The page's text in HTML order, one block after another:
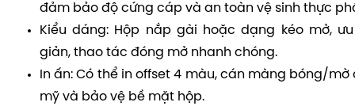
đảm bảo độ cứng cáp và an toàn vệ sinh thực
Kiểu dáng: Hộp nắp gài hoặc dạng kéo mở,
giản, thao tác đóng mở nhanh chóng.
In ấn: Có thể in offset 4 màu, cán màng bóng/
mỹ và bảo vệ bề mặt hộp.